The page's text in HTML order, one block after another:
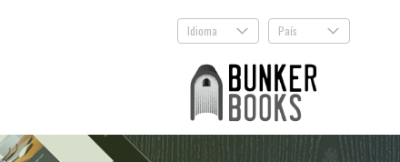
Idioma . País .